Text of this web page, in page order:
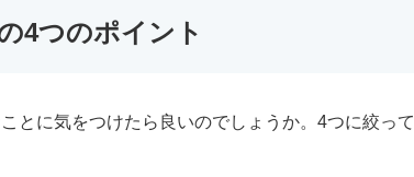
4つのポイント
とに気をつけたら良いのでしょうか。4つに絞って